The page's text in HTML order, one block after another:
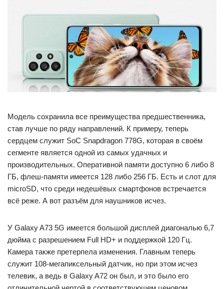
Модель сохранила все преимущества предшественника,
став лучше по ряду направлений. К примеру, теперь
сердцем служит SoC Snapdragon 778G, которая в своём
сегменте является одной из самых удачных и
производительных. Оперативной памяти доступно 6 либо 8
ГБ, флеш-памяти имеется 128 либо 256 ГБ. Есть и слот для
microSD, что среди недешёвых смартфонов встречается
всё реже. А вот разъём для наушников исчез.
У Galaxy A73 5G имеется большой дисплей диагональю 6,7
дюйма с разрешением Full HD+ и поддержкой 120 Гц.
Камера также претерпела изменения. Главным теперь
служит 108-мегапиксельный датчик, но при этом исчез
телевик, а ведь в Galaxy A72 он был, и это было его